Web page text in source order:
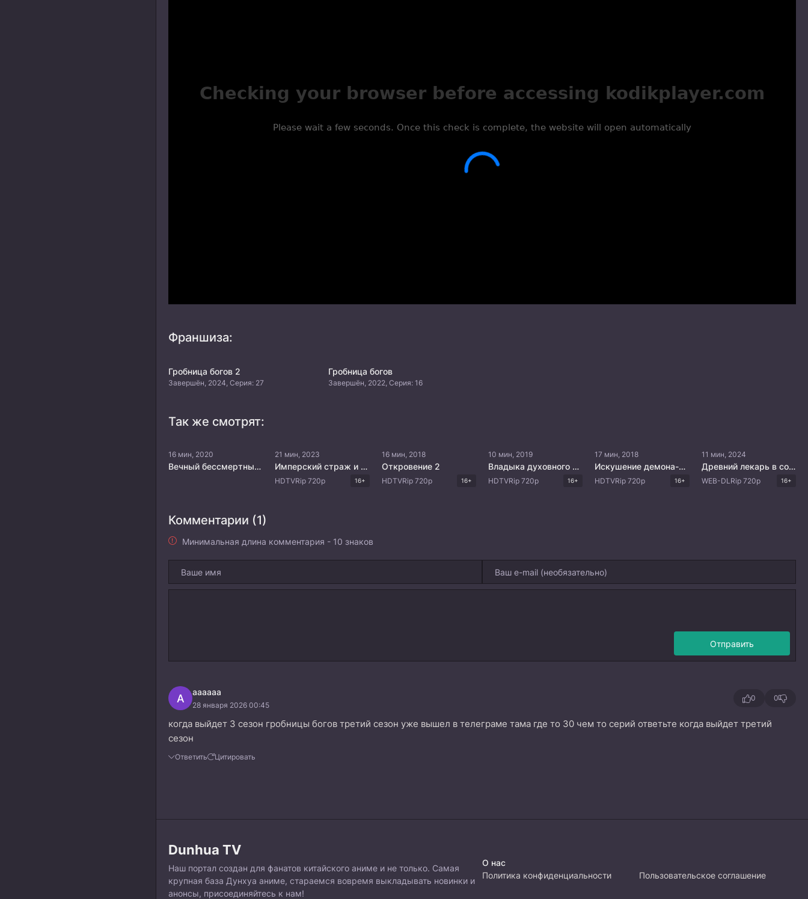
Франшиза:
Гробница богов 2
Завершён, 2024, Серия: 27
Гробница богов
Завершён, 2022, Серия: 16
Так же смотрят:
16 мин, 2020
Вечный бессмертный небосвод 4
21 мин, 2023
Имперский страж и мастер механики
HDTVRip 720p 16+
16 мин, 2018
Откровение 2
HDTVRip 720p 16+
10 мин, 2019
Владыка духовного меча 2
HDTVRip 720p 16+
17 мин, 2018
Искушение демона-кошки
HDTVRip 720p 16+
11 мин, 2024
Древний лекарь в современном городе
WEB-DLRip 720p 16+
Комментарии (1)
Минимальная длина комментария - 10 знаков
Отправить
А аааааа
28 января 2026 00:45
0 0
когда выйдет 3 сезон гробницы богов третий сезон уже вышел в телеграме тама где то 30 чем то серий ответьте когда выйдет третий
сезон
Ответить Цитировать
Dunhua TV
Наш портал создан для фанатов китайского аниме и не только. Самая
крупная база Дунхуа аниме, стараемся вовремя выкладывать новинки и
анонсы, присоединяйтесь к нам!
О нас
Политика конфиденциальности
Пользовательское соглашение